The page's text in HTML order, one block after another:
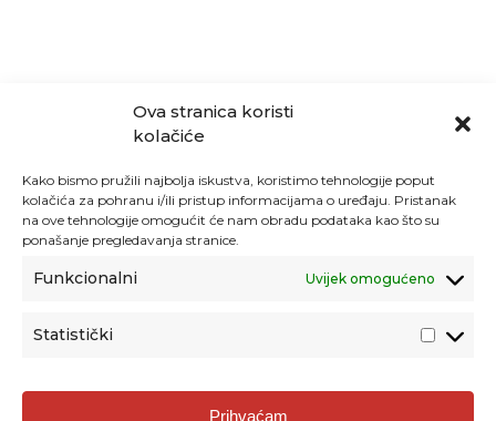
Ova stranica koristi
kolačiće
Kako bismo pružili najbolja iskustva, koristimo tehnologije poput
kolačića za pohranu i/ili pristup informacijama o uređaju. Pristanak
na ove tehnologije omogućit će nam obradu podataka kao što su
ponašanje pregledavanja stranice.
Funkcionalni Uvijek omogućeno
Statistički
Prihvaćam
Agencija za odgoj i obrazovanje